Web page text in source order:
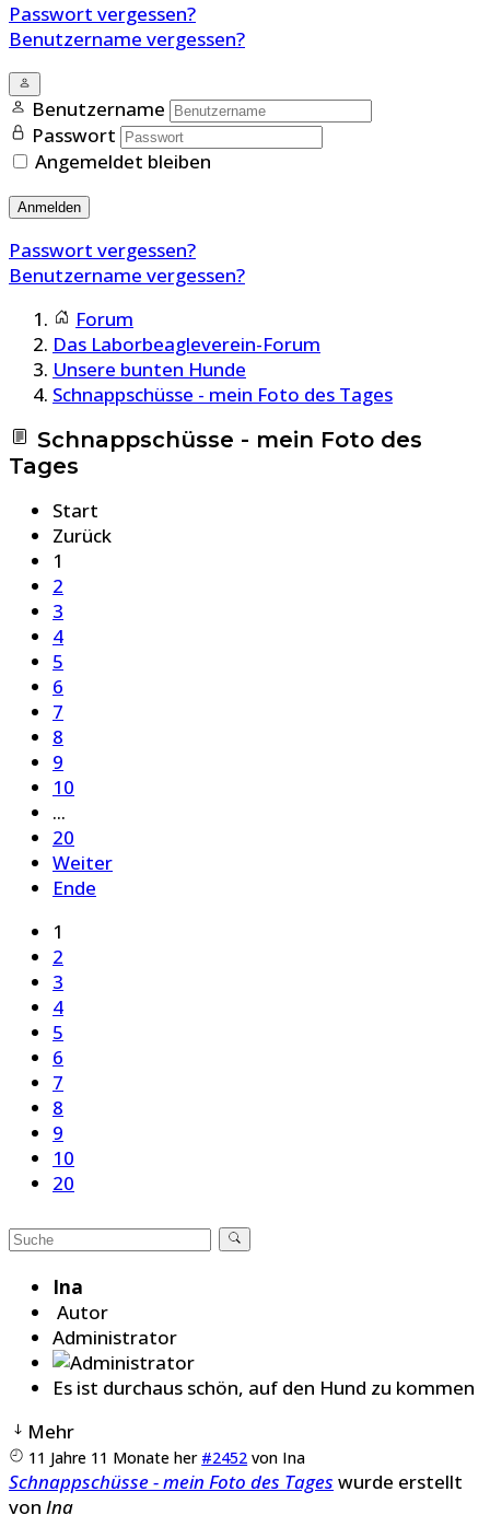
Passwort vergessen?
Benutzername vergessen?
Benutzername
Passwort
Angemeldet bleiben
Anmelden
Passwort vergessen?
Benutzername vergessen?
Forum
Das Laborbeagleverein-Forum
Unsere bunten Hunde
Schnappschüsse - mein Foto des Tages
Schnappschüsse - mein Foto des
Tages
Start
Zurück
1
2
3
4
5
6
7
8
9
10
...
20
Weiter
Ende
1
2
3
4
5
6
7
8
9
10
20
Ina
Autor
Administrator
Es ist durchaus schön, auf den Hund zu kommen
Mehr
11 Jahre 11 Monate her #2452 von Ina
Schnappschüsse - mein Foto des Tages wurde erstellt
von Ina